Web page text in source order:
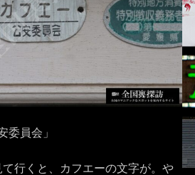
委員会」
行くと、カフエーの文字が。や